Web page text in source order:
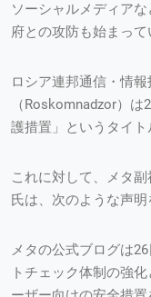
ソーシャルメディア
府との攻防も始まって
ロシア連邦通信・情
（Roskomnadzor）
護措置」というタイト
これに対して、メタ
氏は、次のような声明
メタの公式ブログは
トチェック体制の強